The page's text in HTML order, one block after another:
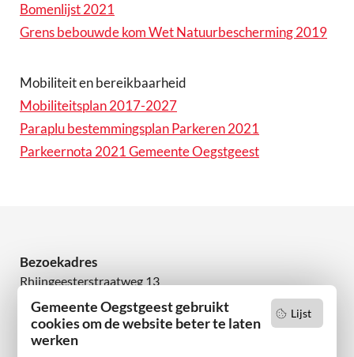
Lijst
Gemeente Oegstgeest gebruikt
cookies om de website beter te laten
werken
Bomenlijst 2021
Grens bebouwde kom Wet Natuurbescherming 2019
Mobiliteit en bereikbaarheid
Mobiliteitsplan 2017-2027
Paraplu bestemmingsplan Parkeren 2021
Parkeernota 2021 Gemeente Oegstgeest
Bezoekadres
Rhijngeesterstraatweg 13
2342 AN Oegstgeest
Wilt u niets missen?